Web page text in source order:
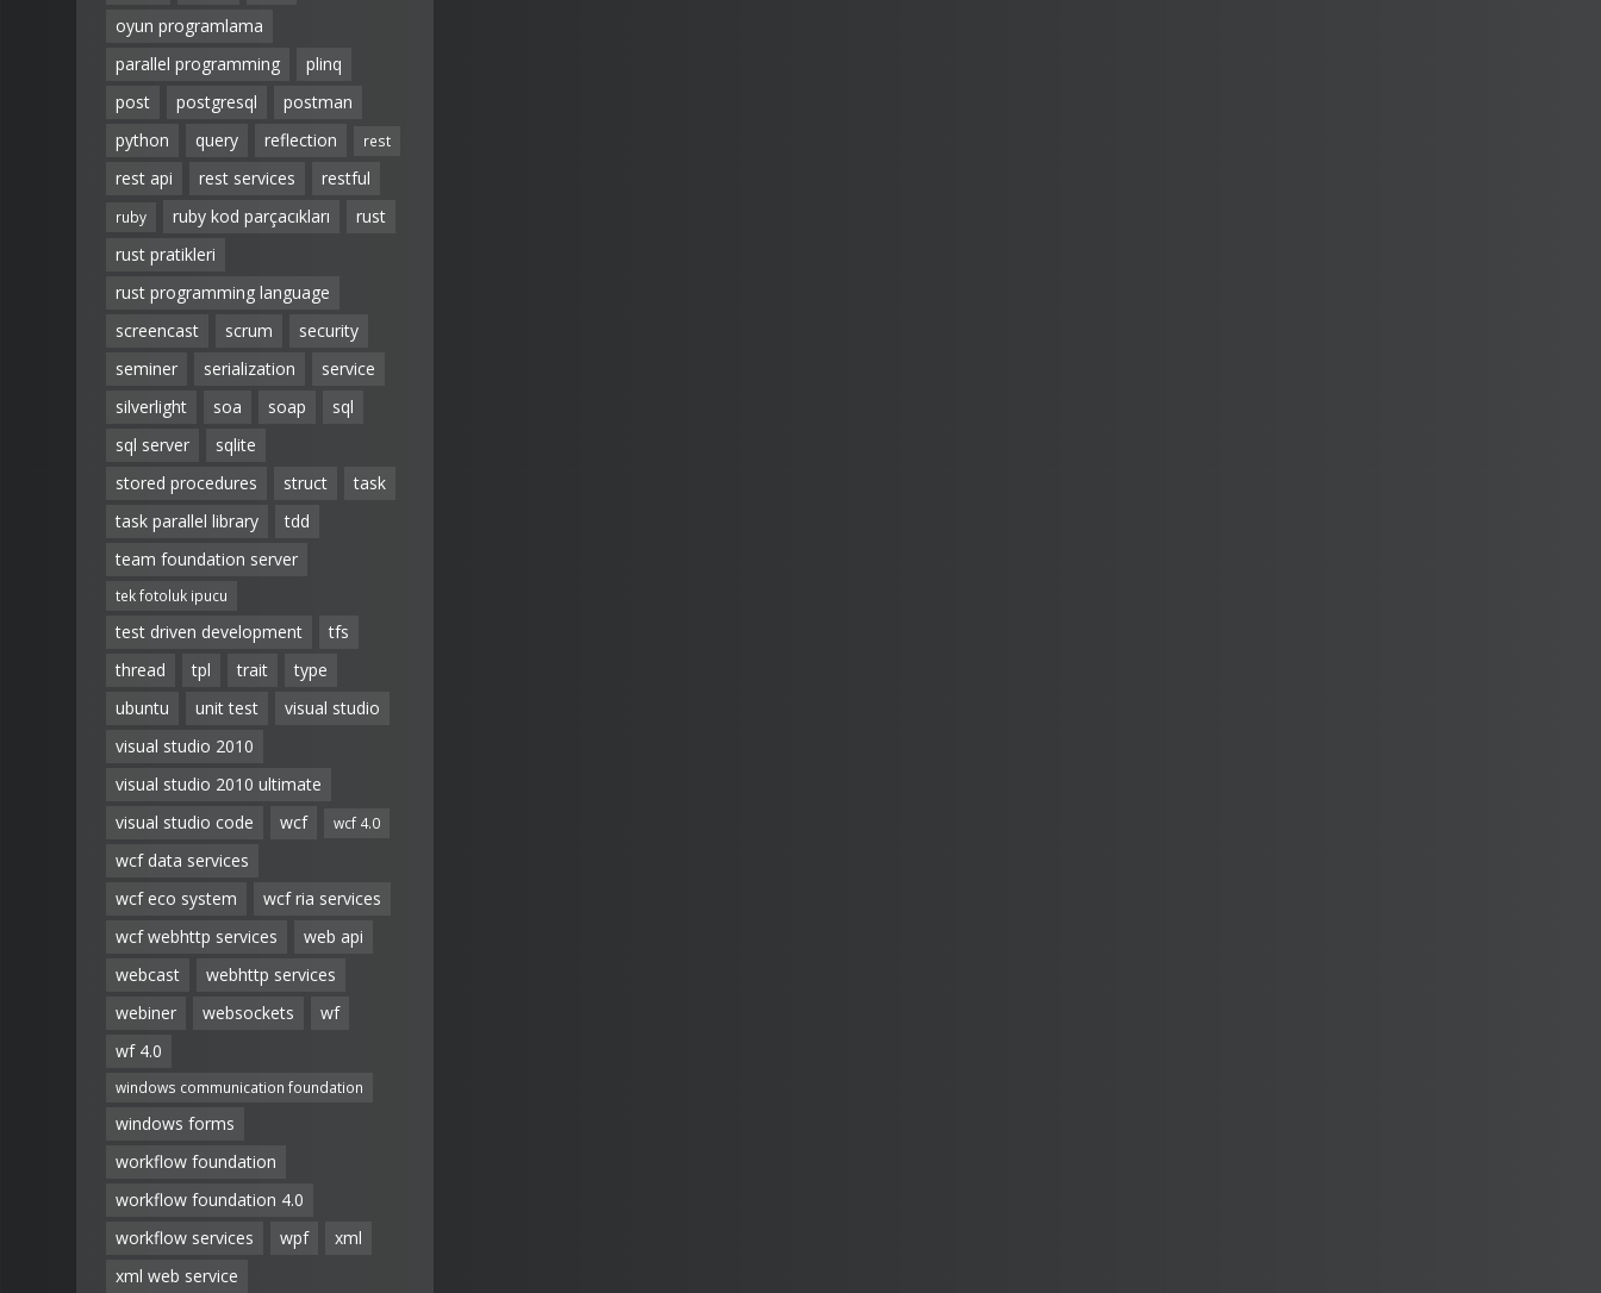
oyun programlama
parallel programming
plinq
post
postgresql
postman
python
query reflection rest
rest api rest services restful
ruby ruby kod parçacıkları
rust
rust pratikleri
rust programming language
screencast
scrum
security
seminer
serialization
service
silverlight
soa soap
sql
sql server
sqlite
stored procedures
struct
task
task parallel library
tdd
team foundation server
tek fotoluk ipucu
test driven development
tfs
thread
tpl trait
type
ubuntu
unit test
visual studio
visual studio 2010
visual studio 2010 ultimate
visual studio code
wcf wcf 4.0
wcf data services
wcf eco system
wcf ria services
wcf webhttp services
web api
webcast
webhttp services
webiner
websockets
wf
wf 4.0
windows communication foundation
windows forms
workflow foundation
workflow foundation 4.0
workflow services
wpf
xml
xml web service